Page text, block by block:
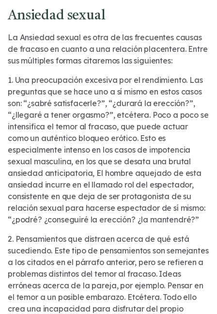
Ansiedad sexual
La Ansiedad sexual es otra de las frecuentes causas
de fracaso en cuanto a una relación placentera. Entre
sus múltiples formas citaremos las siguientes:
1. Una preocupación excesiva por el rendimiento. Las
preguntas que se hace uno a sí mismo en estos casos
son: “¿sabré satisfacerle?”, “¿durará la erección?”,
“¿llegaré a tener orgasmo?”, etcétera. Poco a poco se
intensifica el temor al fracaso, que puede actuar
como un auténtico bloqueo erótico. Esto es
especialmente intenso en los casos de impotencia
sexual masculina, en los que se desata una brutal
ansiedad anticipatoria, El hombre aquejado de esta
ansiedad incurre en el llamado rol del espectador,
consistente en que deja de ser protagonista de su
relación sexual para hacerse espectador de sí mismo:
“¿podré? ¿conseguiré la erección? ¿la mantendré?”
2. Pensamientos que distraen acerca de qué está
sucediendo. Este tipo de pensamientos son semejantes
a los citados en el párrafo anterior, pero se refieren a
problemas distintos del temor al fracaso. Ideas
erróneas acerca de la pareja, por ejemplo. Pensar en
el temor a un posible embarazo. Etcétera. Todo ello
crea una incapacidad para disfrutar del propio